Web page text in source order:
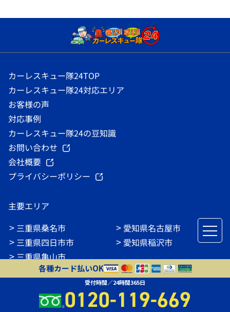
各種カード払いOK
受付時間／24時間365日
0120-119-669
カーレスキュー隊24TOP
カーレスキュー隊24対応エリア
お客様の声
対応事例
カーレスキュー隊24の豆知識
お問い合わせ
会社概要
プライバシーポリシー
主要エリア
三重県桑名市
三重県四日市市
三重県亀山市
三重県津市
愛知県愛西市
愛知県名古屋市
愛知県稲沢市